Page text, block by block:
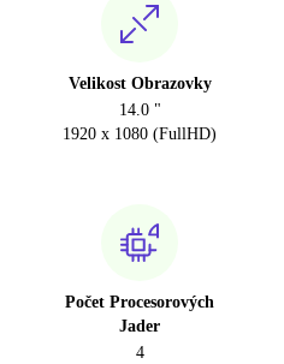
Velikost Obrazovky
14.0 "
1920 x 1080 (FullHD)
Počet Procesorových
Jader
4